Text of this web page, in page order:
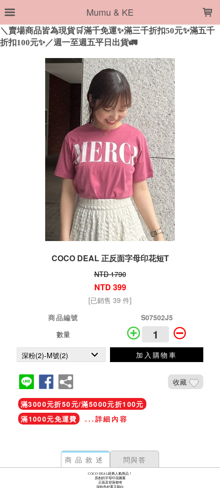
Mumu & KE
COCO DEAL 正反面字母印花短T
NTD 1790
NTD 399
[已銷售 39 件]
商品編號
S07502J5
數量
加入購物車
收藏
滿3000元折50元/滿5000元折100元
滿1000元免運費
...詳細內容
商品敘述 問與答